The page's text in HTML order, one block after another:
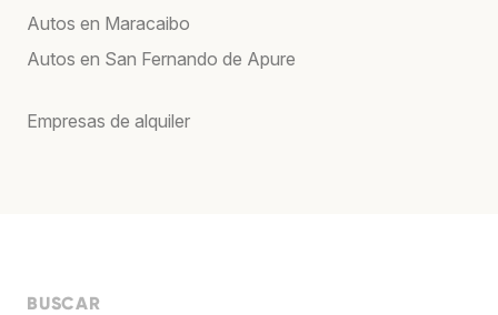
Autos en Maracaibo
Autos en San Fernando de Apure
Empresas de alquiler
BUSCAR